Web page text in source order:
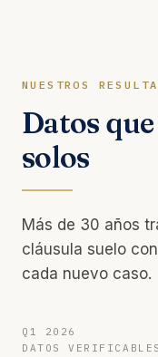
NUESTROS
Datos
solos
Más de 30 años
cláusula suelo
cada nuevo caso.
Q1 2026
DATOS VERIFICABLES